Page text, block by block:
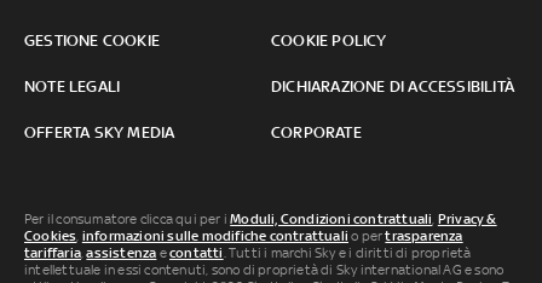
GESTIONE COOKIE COOKIE POLICY
NOTE LEGALI DICHIARAZIONE DI ACCESSIBILITÀ
OFFERTA SKY MEDIA CORPORATE
Per il consumatore clicca qui per iModuli, Condizioni contrattuali Privacy &
Cookies informazioni sulle modifiche contrattuali o pertrasparenza
tariffaria ,assistenza econtatti . Tutti i marchi Sky e i diritti di proprietà
intellettuale in essi contenuti, sono di proprietà di Sky international AG e sono